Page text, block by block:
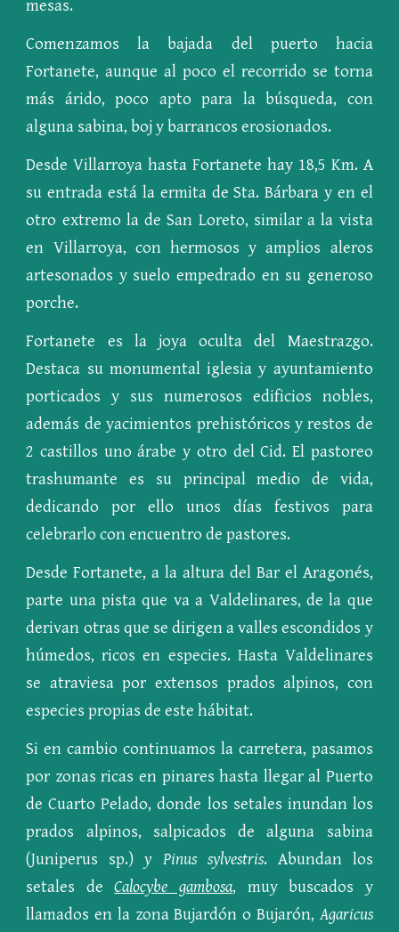
mesas.
Comenzamos la bajada del puerto hacia
Fortanete, aunque al poco el recorrido se torna
más árido, poco apto para la búsqueda, con
alguna sabina, boj y barrancos erosionados.
Desde Villarroya hasta Fortanete hay 18,5 Km. A
su entrada está la ermita de Sta. Bárbara y en el
otro extremo la de San Loreto, similar a la vista
en Villarroya, con hermosos y amplios aleros
artesonados y suelo empedrado en su generoso
porche.
Fortanete es la joya oculta del Maestrazgo.
Destaca su monumental iglesia y ayuntamiento
porticados y sus numerosos edificios nobles,
además de yacimientos prehistóricos y restos de
2 castillos uno árabe y otro del Cid. El pastoreo
trashumante es su principal medio de vida,
dedicando por ello unos días festivos para
celebrarlo con encuentro de pastores.
Desde Fortanete, a la altura del Bar el Aragonés,
parte una pista que va a Valdelinares, de la que
derivan otras que se dirigen a valles escondidos y
húmedos, ricos en especies. Hasta Valdelinares
se atraviesa por extensos prados alpinos, con
especies propias de este hábitat.
Si en cambio continuamos la carretera, pasamos
por zonas ricas en pinares hasta llegar al Puerto
de Cuarto Pelado, donde los setales inundan los
prados alpinos, salpicados de alguna sabina
(Juniperus sp.)y Pinus sylvestris. Abundan los
setales de
Calocybe gambosa, muy buscados y
llamados en la zona Bujardón o Bujarón,Agaricus